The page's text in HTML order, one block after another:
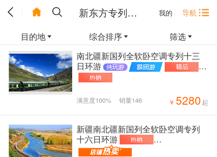
我的 导航
新东方专列目的地
目的地 综合排序
筛选
南北疆新国列全软卧空调专列十三
日环游
满意度100% 销量146 ￥ 5280 起
新疆南北疆新国列全软卧空调专列
十六日环游